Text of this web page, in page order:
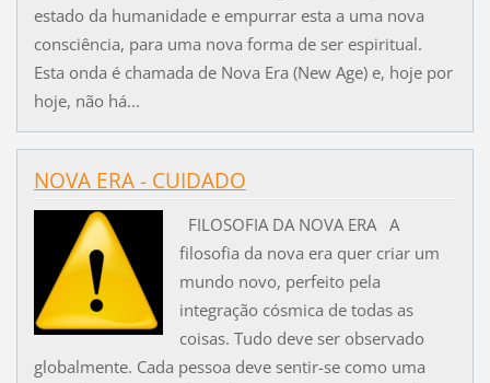
estado da humanidade e empurrar esta a uma nova
consciência, para uma nova forma de ser espiritual.
Esta onda é chamada de Nova Era (New Age) e, hoje por
hoje, não há...
NOVA ERA - CUIDADO
FILOSOFIA DA NOVA ERA A
filosofia da nova era quer criar um
mundo novo, perfeito pela
integração cósmica de todas as
coisas. Tudo deve ser observado
globalmente. Cada pessoa deve sentir-se como uma